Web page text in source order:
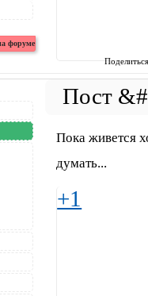
Пока живется
думать...
+1